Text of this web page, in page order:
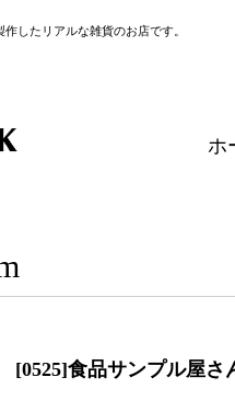
したリアルな雑貨のお店です。
ホ
[0525]食品サンプル屋さ